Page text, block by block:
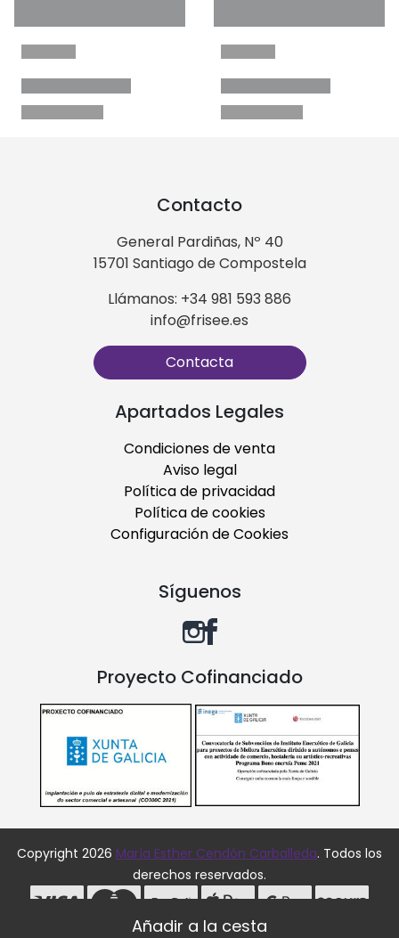
Contacto
General Pardiñas, Nº 40
15701 Santiago de Compostela
Llámanos: +34 981 593 886
info@frisee.es
Contacta
Apartados Legales
Condiciones de venta
Aviso legal
Política de privacidad
Política de cookies
Configuración de Cookies
Síguenos
Proyecto Cofinanciado
Copyright 2026 María Esther Cendón Carballeda. Todos los
derechos reservados.
Desarrollado porMEIGASOFT. Tecnología